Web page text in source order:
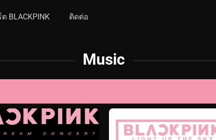
BLACKPINK ติดต่อ
Music